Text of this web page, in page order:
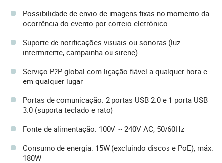
Possibilidade de envio de imagens fixas no momento da
ocorrência do evento por correio eletrónico
Suporte de notificações visuais ou sonoras (luz
intermitente, campainha ou sirene)
Serviço P2P global com ligação fiável a qualquer hora e
em qualquer lugar
Portas de comunicação: 2 portas USB 2.0 e 1 porta USB
3.0 (suporta teclado e rato)
Fonte de alimentação: 100V ~ 240V AC, 50/60Hz
Consumo de energia: 15W (excluindo discos e PoE), máx.
180W